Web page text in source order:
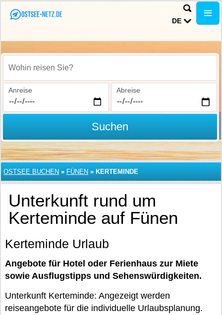
DE
Wohin reisen Sie?
Anreise Abreise
Suchen
OSTSEE BUCHEN » FÜNEN » KERTEMINDE
Unterkunft rund um
Kerteminde auf Fünen
Kerteminde Urlaub
Angebote für Hotel oder Ferienhaus zur Miete
sowie Ausflugstipps und Sehenswürdigkeiten.
Unterkunft Kerteminde: Angezeigt werden
reiseangebote für die individuelle Urlaubsplanung.